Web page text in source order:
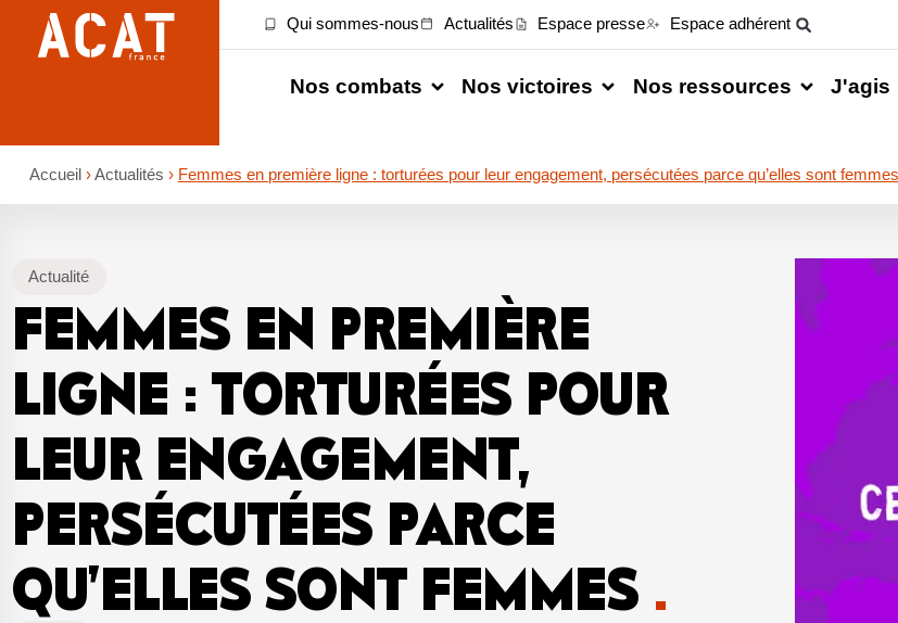
Qui sommes-nous Actualités Espace presse Espace adhérent
Nos combats Nos victoires Nos ressources J'agis
Accueil ›Actualités › Femmes en première ligne : torturées pour leur engagement, persécutées parce qu’elles sont femmes
Actualité
FEMMES EN PREMIÈRE
LIGNE : TORTURÉES POUR
LEUR ENGAGEMENT,
PERSÉCUTÉES PARCE
QU’ELLES SONT FEMMES .